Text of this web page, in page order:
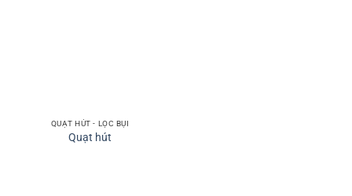
QUẠT HÚT - LỌC BỤI
Quạt hút